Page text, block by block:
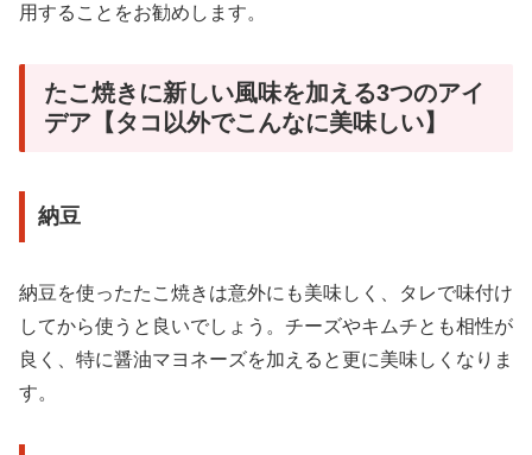
用することをお勧めします。
たこ焼きに新しい風味を加える3つのアイ
デア【タコ以外でこんなに美味しい】
納豆
納豆を使ったたこ焼きは意外にも美味しく、タレで味付け
してから使うと良いでしょう。チーズやキムチとも相性が
良く、特に醤油マヨネーズを加えると更に美味しくなりま
す。